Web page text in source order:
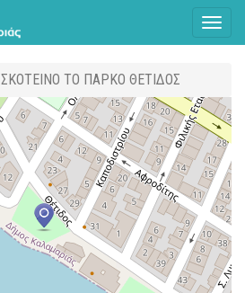
ΣΚΟΤΕΙΝΟ ΤΟ ΠΑΡΚΟ ΘΕΤΙΔΟΣ